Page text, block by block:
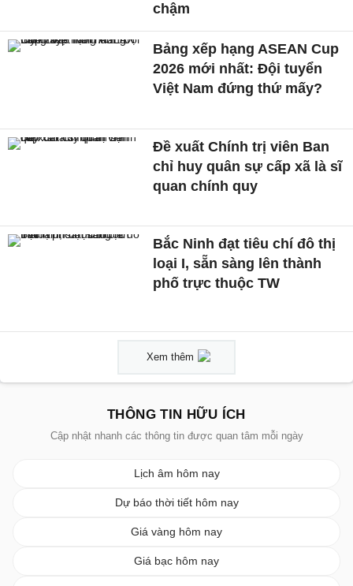
chậm
Bảng xếp hạng ASEAN Cup
2026 mới nhất: Đội tuyển
Việt Nam đứng thứ mấy?
Đề xuất Chính trị viên Ban
chỉ huy quân sự cấp xã là sĩ
quan chính quy
Bắc Ninh đạt tiêu chí đô thị
loại I, sẵn sàng lên thành
phố trực thuộc TW
Xem thêm
THÔNG TIN HỮU ÍCH
Cập nhật nhanh các thông tin được quan tâm mỗi ngày
Lịch âm hôm nay
Dự báo thời tiết hôm nay
Giá vàng hôm nay
Giá bạc hôm nay